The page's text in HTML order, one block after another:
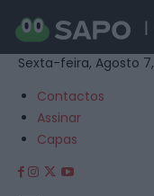
Sexta-feira, Agosto
Contactos
Assinar
Capas